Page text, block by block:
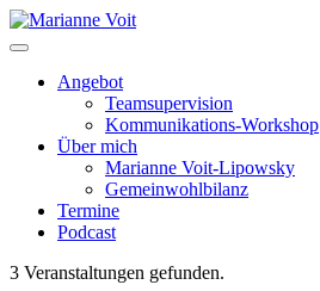
Skip
to
Angebot
Teamsupervision
Kommunikations-Workshop
Über mich
Marianne Voit-Lipowsky
Gemeinwohlbilanz
Termine
Podcast
3 Veranstaltungen gefunden.